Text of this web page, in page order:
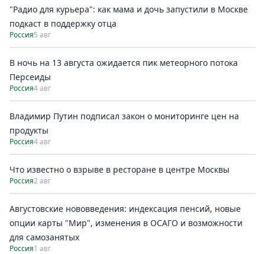
"Радио для курьера": как мама и дочь запустили в Москве
подкаст в поддержку отца
Россия5 авг
В ночь на 13 августа ожидается пик метеорного потока
Персеиды
Россия4 авг
Владимир Путин подписал закон о мониторинге цен на
продукты
Россия4 авг
Что известно о взрыве в ресторане в центре Москвы
Россия2 авг
Августовские нововведения: индексация пенсий, новые
опции карты "Мир", изменения в ОСАГО и возможности
для самозанятых
Россия1 авг